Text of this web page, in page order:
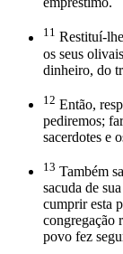
11 Restituí-
os seus
dinheiro, do
12 Então,
pediremos;
sacerdotes e
13 Também
sacuda de
cumprir esta
congregação
povo fez